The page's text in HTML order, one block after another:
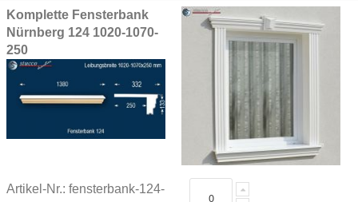
Grouped
product
items
Komplette Fensterbank
Nürnberg 124 1020-1070-
250
Artikel-Nr.: fensterbank-124-